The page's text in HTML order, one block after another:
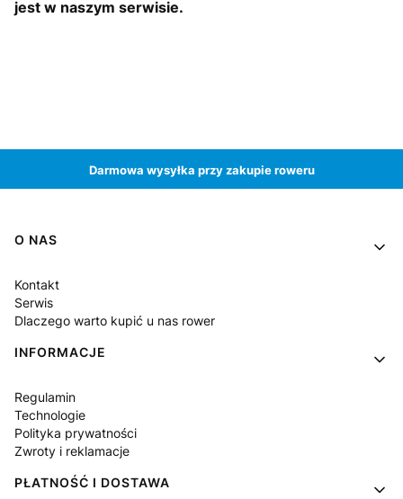
jest w naszym serwisie.
Darmowa wysyłka przy zakupie roweru
Linki w stopce
O NAS
Kontakt
Serwis
Dlaczego warto kupić u nas rower
INFORMACJE
Regulamin
Technologie
Polityka prywatności
Zwroty i reklamacje
PŁATNOŚĆ I DOSTAWA